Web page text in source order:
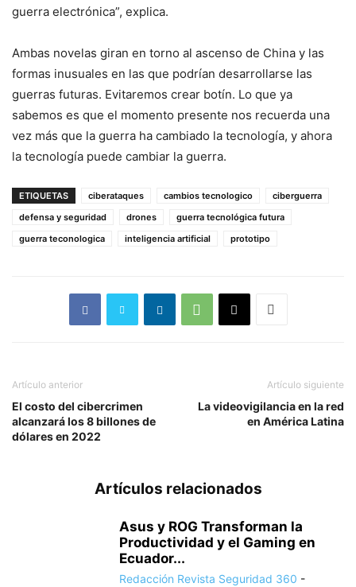
guerra electrónica”, explica.
Ambas novelas giran en torno al ascenso de China y las
formas inusuales en las que podrían desarrollarse las
guerras futuras. Evitaremos crear botín. Lo que ya
sabemos es que el momento presente nos recuerda una
vez más que la guerra ha cambiado la tecnología, y ahora
la tecnología puede cambiar la guerra.
ETIQUETAS ciberataques cambios tecnologico
ciberguerra
defensa y seguridad
drones
guerra tecnológica futura
guerra teconologica
inteligencia artificial prototipo
Artículo anterior
El costo del cibercrimen
alcanzará los 8 billones de
dólares en 2022
Artículo siguiente
La videovigilancia en la red
en América Latina
Artículos relacionados
Asus y ROG Transforman la
Productividad y el Gaming en
Ecuador...
Redacción Revista Seguridad 360 -